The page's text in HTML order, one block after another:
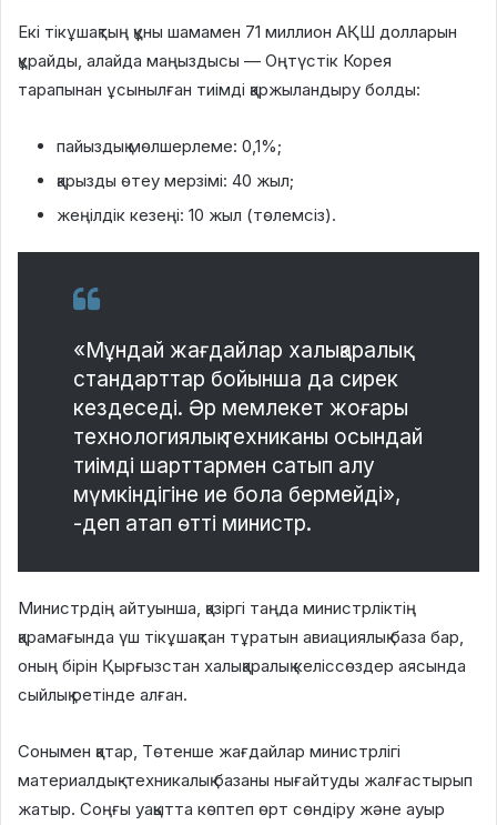
Екі тікұшақтың құны шамамен 71 миллион АҚШ долларын
құрайды, алайда маңыздысы — Оңтүстік Корея
тарапынан ұсынылған тиімді қаржыландыру болды:
пайыздық мөлшерлеме: 0,1%;
қарызды өтеу мерзімі: 40 жыл;
жеңілдік кезеңі: 10 жыл (төлемсіз).
«Мұндай жағдайлар халықаралық
стандарттар бойынша да сирек
кездеседі. Әр мемлекет жоғары
технологиялық техниканы осындай
тиімді шарттармен сатып алу
мүмкіндігіне ие бола бермейді»,
-деп атап өтті министр.
Министрдің айтуынша, қазіргі таңда министрліктің
қарамағында үш тікұшақтан тұратын авиациялық база бар,
оның бірін Қырғызстан халықаралық келіссөздер аясында
сыйлық ретінде алған.
Сонымен қатар, Төтенше жағдайлар министрлігі
материалдық-техникалық базаны нығайтуды жалғастырып
жатыр. Соңғы уақытта көптеп өрт сөндіру және ауыр